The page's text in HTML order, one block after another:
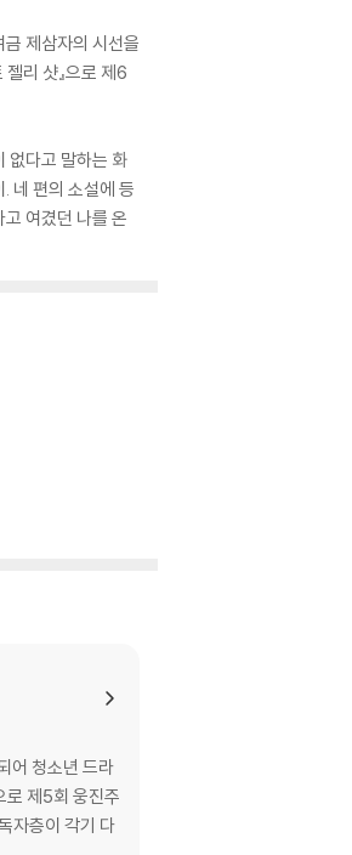
제삼자의 시선을
리 샷』으로 제6
없다고 말하는 화
네 편의 소설에 등
여겼던 나를 온
어 청소년 드라
로 제5회 웅진주
자층이 각기 다